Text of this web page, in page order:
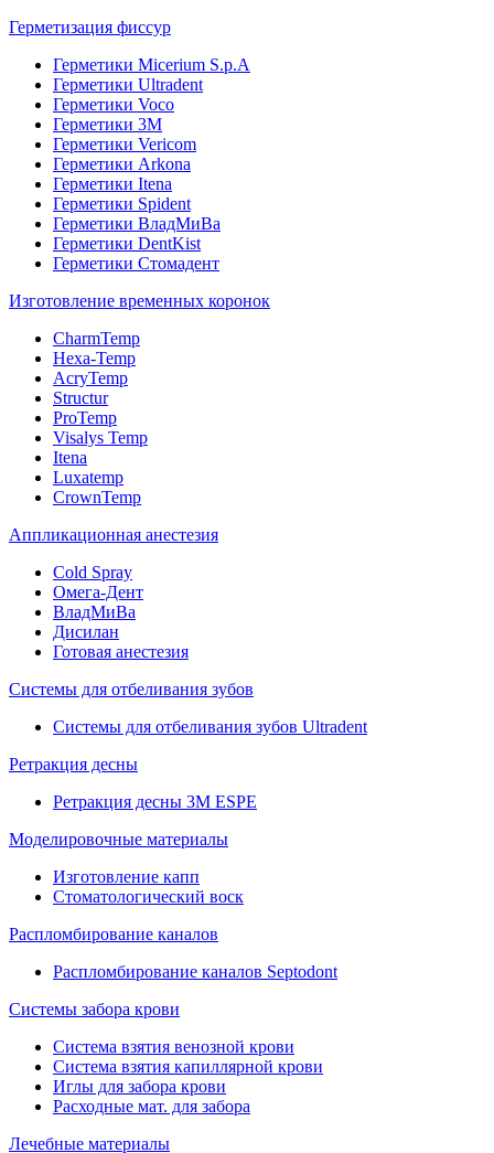
Герметизация фиссур
Герметики Micerium S.p.A
Герметики Ultradent
Герметики Voco
Герметики 3M
Герметики Vericom
Герметики Arkona
Герметики Itena
Герметики Spident
Герметики ВладМиВа
Герметики DentKist
Герметики Стомадент
Изготовление временных коронок
CharmTemp
Hexa-Temp
AcryTemp
Structur
ProTemp
Visalys Temp
Itena
Luxatemp
CrownTemp
Аппликационная анестезия
Cold Spray
Омега-Дент
ВладМиВа
Дисилан
Готовая анестезия
Системы для отбеливания зубов
Системы для отбеливания зубов Ultradent
Ретракция десны
Ретракция десны 3M ESPE
Моделировочные материалы
Изготовление капп
Стоматологический воск
Распломбирование каналов
Распломбирование каналов Septodont
Системы забора крови
Система взятия венозной крови
Система взятия капиллярной крови
Иглы для забора крови
Расходные мат. для забора
Лечебные материалы